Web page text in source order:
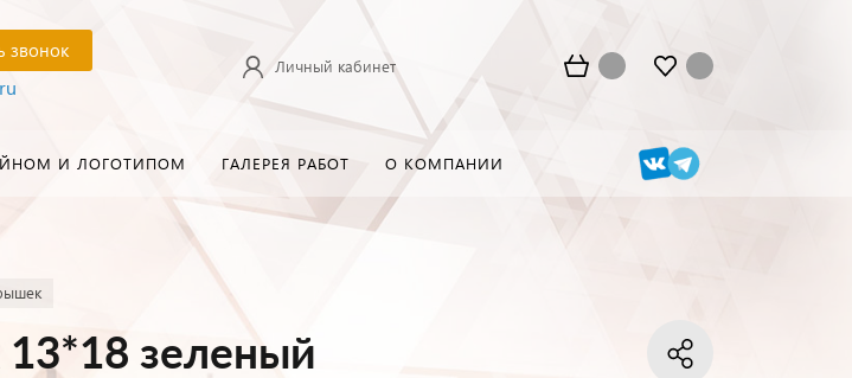
звонок
Личный кабинет
И ЛОГОТИПОМ ГАЛЕРЕЯ РАБОТ О КОМПАНИИ
13*18 зеленый